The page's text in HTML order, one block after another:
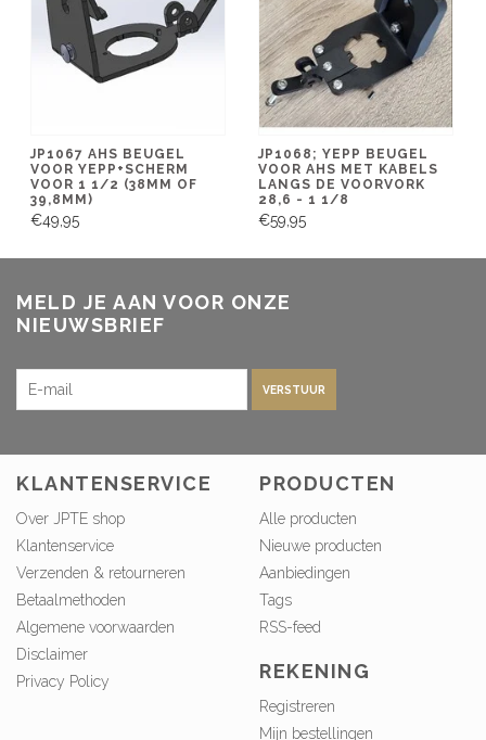
JP1067 AHS BEUGEL
VOOR YEPP+SCHERM
VOOR 1 1/2 (38MM OF
39,8MM)
€49,95
JP1068; YEPP BEUGEL
VOOR AHS MET KABELS
LANGS DE VOORVORK
28,6 - 1 1/8
€59,95
MELD JE AAN VOOR ONZE
NIEUWSBRIEF
VERSTUUR
KLANTENSERVICE
Over JPTE shop
Klantenservice
Verzenden & retourneren
Betaalmethoden
Algemene voorwaarden
Disclaimer
Privacy Policy
PRODUCTEN
Alle producten
Nieuwe producten
Aanbiedingen
Tags
RSS-feed
REKENING
Registreren
Mijn bestellingen